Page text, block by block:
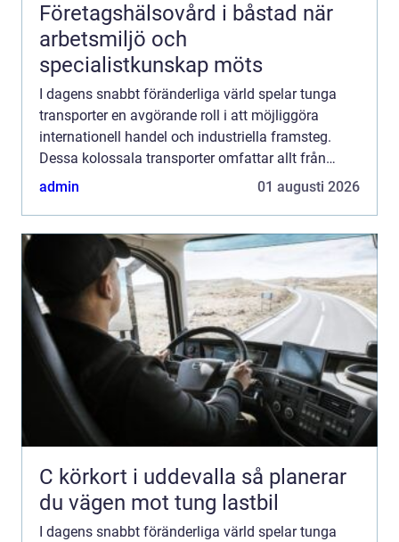
Företagshälsovård i båstad när
arbetsmiljö och
specialistkunskap möts
I dagens snabbt föränderliga värld spelar tunga
transporter en avgörande roll i att möjliggöra
internationell handel och industriella framsteg.
Dessa kolossala transporter omfattar allt från
gigantiska maskiner til...
admin 01 augusti 2026
C körkort i uddevalla så planerar
du vägen mot tung lastbil
I dagens snabbt föränderliga värld spelar tunga